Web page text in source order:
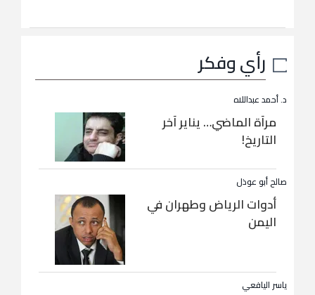
رأي وفكر
د. أحمد عبداللاه
مرآة الماضي… يناير آخر
التاريخ!
صالح أبو عوذل
أدوات الرياض وطهران في
اليمن
ياسر اليافعي